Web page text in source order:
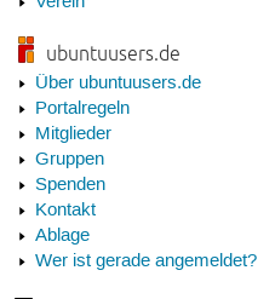
ubuntuusers.de
Über ubuntuusers.de
Portalregeln
Mitglieder
Gruppen
Spenden
Kontakt
Ablage
Wer ist gerade angemeldet?